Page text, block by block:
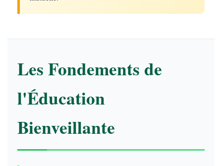
Les Fondements de
l'Éducation
Bienveillante